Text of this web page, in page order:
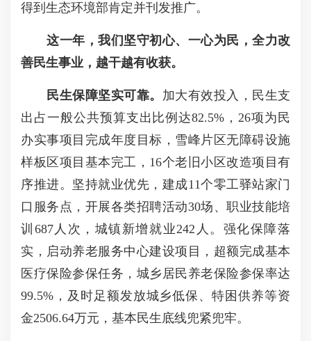
得到生态环境部肯定并刊发推广。
这一年，我们坚守初心、一心为民，全力改
善民生事业，越干越有收获。
民生保障坚实可靠。 加大有效投入，民生支
出占一般公共预算支出比例达82.5%，26项为民
办实事项目完成年度目标，雪峰片区无障碍设施
样板区项目基本完工，16个老旧小区改造项目有
序推进。坚持就业优先，建成11个零工驿站家门
口服务点，开展各类招聘活动30场、职业技能培
训687人次，城镇新增就业242人。强化保障落
实，启动养老服务中心建设项目，超额完成基本
医疗保险参保任务，城乡居民养老保险参保率达
99.5%，及时足额发放城乡低保、特困供养等资
金2506.64万元，基本民生底线兜紧兜牢。